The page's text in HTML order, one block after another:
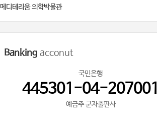
메디테리움 의학박물관
Banking acconut
국민은행
445301-04-207001
예금주 군자출판사